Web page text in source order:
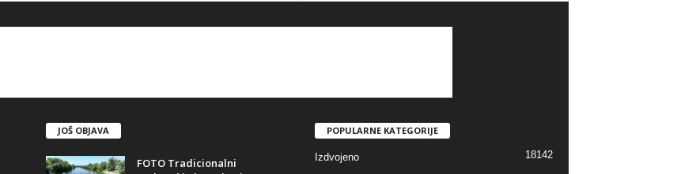
JOŠ OBJAVA
FOTO Tradicionalni
POPULARNE KATEGORIJE
Izdvojeno
18142